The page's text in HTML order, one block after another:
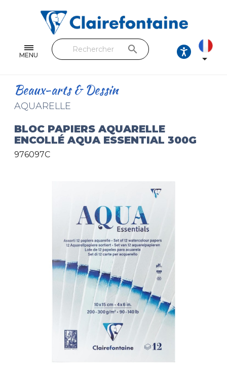
MENU
Feuilles & Copies
Beaux-arts & Dessin
Loisirs créatifs
Cuir & trousses
search

Beaux-arts & Dessin
AQUARELLE
BLOC PAPIERS AQUARELLE
ENCOLLÉ AQUA ESSENTIAL 300G
976097C